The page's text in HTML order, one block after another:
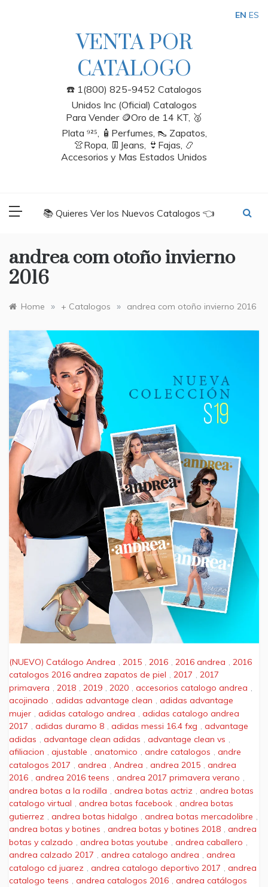
VENTA POR
CATALOGO
☎️ 1(800) 825-9452 Catalogos
Unidos Inc (Oficial) Catalogos
Para Vender 🪙Oro de 14 KT, 🥈
Plata ⁹²⁵, 🧴Perfumes, 👠 Zapatos,
👚Ropa, 👖Jeans, 👙Fajas, 📿
Accesorios y Mas Estados Unidos
📚 Quieres Ver los Nuevos Catalogos 👈
andrea com otoño invierno
2016
Home » + Catalogos » andrea com otoño invierno 2016
(NUEVO) Catálogo Andrea , 2015 , 2016 , 2016 andrea , 2016
catalogos 2016 andrea zapatos de piel , 2017 , 2017
primavera , 2018 , 2019 , 2020 , accesorios catalogo andrea ,
acojinado , adidas advantage clean , adidas advantage
mujer , adidas catalogo andrea , adidas catalogo andrea
2017 , adidas duramo 8 , adidas messi 16.4 fxg , advantage
adidas , advantage clean adidas , advantage clean vs ,
afiliacion , ajustable , anatomico , andre catalogos , andre
catalogos 2017 , andrea , Andrea , andrea 2015 , andrea
2016 , andrea 2016 teens , andrea 2017 primavera verano ,
andrea botas a la rodilla , andrea botas actriz , andrea botas
catalogo virtual , andrea botas facebook , andrea botas
gutierrez , andrea botas hidalgo , andrea botas mercadolibre ,
andrea botas y botines , andrea botas y botines 2018 , andrea
botas y calzado , andrea botas youtube , andrea caballero ,
andrea calzado 2017 , andrea catalogo andrea , andrea
catalogo cd juarez , andrea catalogo deportivo 2017 , andrea
catalogo teens , andrea catalogos 2016 , andrea catálogos
EN ES